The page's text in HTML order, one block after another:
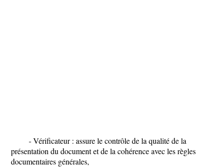
- Vérificateur : assure le contrôle de la qualité de la
présentation du document et de la cohérence avec les règles
documentaires générales,